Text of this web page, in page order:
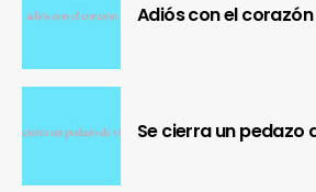
Adiós con el corazón
Se cierra un pedazo